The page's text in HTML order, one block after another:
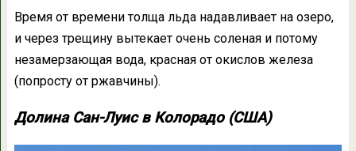
Время от времени толща льда надавливает на озеро,
и через трещину вытекает очень соленая и потому
незамерзающая вода, красная от окислов железа
(попросту от ржавчины).
Долина Сан-Луис в Колорадо (США)